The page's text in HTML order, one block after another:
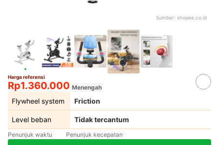
Sumber: shopee.co.id
Harga referensi
Rp1.360.000 Menengah
Flywheel system Friction
Level beban Tidak tercantum
Penunjuk waktu Penunjuk kecepatan